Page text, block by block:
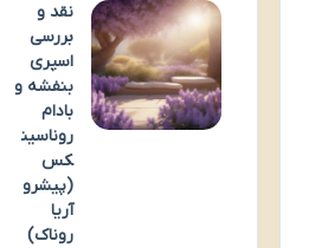
نقد و
بررسی
اسپری
بنفشه و
بادام
روناسین
کس
(پیشرو
آریا
روناک)